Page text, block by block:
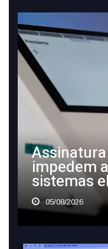
impedem
sistemas
05/08/2026